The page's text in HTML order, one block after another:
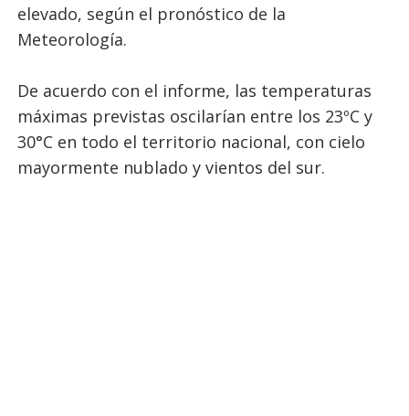
elevado, según el pronóstico de la
Meteorología.
De acuerdo con el informe, las temperaturas
máximas previstas oscilarían entre los 23ºC y
30°C en todo el territorio nacional, con cielo
mayormente nublado y vientos del sur.